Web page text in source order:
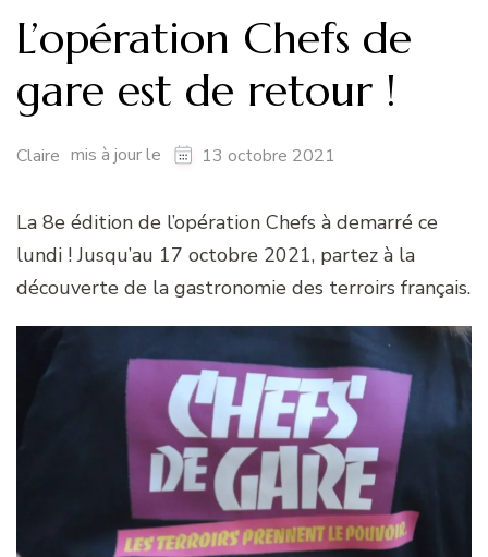
L’opération Chefs de
gare est de retour !
Claire mis à jour le 13 octobre 2021
La 8e édition de l’opération Chefs à demarré ce
lundi ! Jusqu’au 17 octobre 2021, partez à la
découverte de la gastronomie des terroirs français.